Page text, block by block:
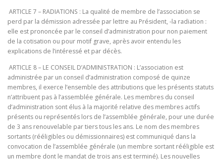
ARTICLE 7 – RADIATIONS : La qualité de membre de l’association se
perd par la démission adressée par lettre au Président, -la radiation :
elle est prononcée par le conseil d’administration pour non paiement
de la cotisation ou pour motif grave, après avoir entendu les
explications de l’intéressé et par décès.
ARTICLE 8 – LE CONSEIL D’ADMINISTRATION : L’association est
administrée par un conseil d’administration composé de quinze
membres, il exerce l’ensemble des attributions que les présents statuts
n’attribuent pas à l’assemblée générale. Les membres du conseil
d’administration sont élus à la majorité relative des membres actifs
présents ou représentés lors de l’assemblée générale, pour une durée
de 3 ans renouvelable par tiers tous les ans. Le nom des membres
sortants (rééligibles ou démissionnaires) est communiqué dans la
convocation de l’assemblée générale (un membre sortant rééligible est
un membre dont le mandat de trois ans est terminé). Les nouvelles